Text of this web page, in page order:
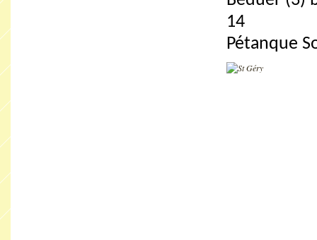
14
Pétanque